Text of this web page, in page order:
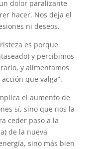
dolor paralizante
hacer. Nos deja el
ni deseos.
es porque
y percibimos
y alimentamos
que valga”.
el aumento de
sí, sino que nos la
ceder paso a la
de la nueva
sino más bien